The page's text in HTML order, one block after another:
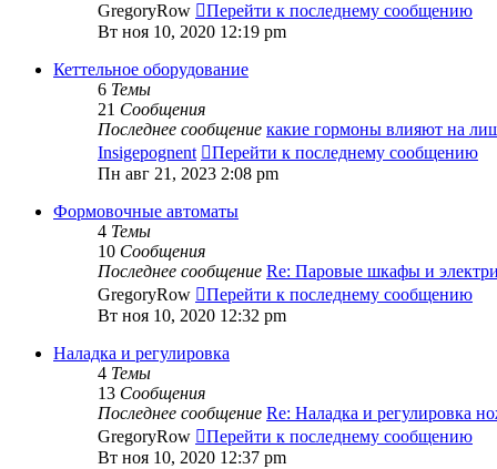
GregoryRow
Перейти к последнему сообщению
Вт ноя 10, 2020 12:19 pm
Кеттельное оборудование
6 Темы
21 Сообщения
Последнее сообщение какие гормоны влияют на
Insigepognent
Перейти к последнему сообщению
Пн авг 21, 2023 2:08 pm
Формовочные автоматы
4 Темы
10 Сообщения
Последнее сообщение Re: Паровые шкафы и
GregoryRow
Перейти к последнему сообщению
Вт ноя 10, 2020 12:32 pm
Наладка и регулировка
4 Темы
13 Сообщения
Последнее сообщение Re: Наладка и регулировка
GregoryRow
Перейти к последнему сообщению
Вт ноя 10, 2020 12:37 pm